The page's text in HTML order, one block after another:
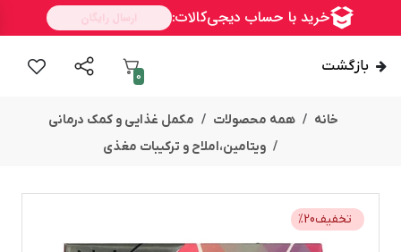
بازگشت
0
خانه همه محصولات
مکمل غذایی و کمک درمانی
ویتامین،املاح و ترکیبات مغذی
تخفیف %20